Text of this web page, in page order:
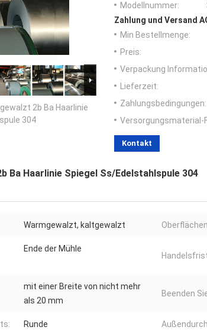
2b Ba Haarlinie
304
Modellnummer:
Zahlung und Versand
Min Bestellmenge:
Preis:
Verpackung
Lieferzeit:
Zahlungsbedingungen:
Versorgungsmaterial-
Kontakt
Ba Haarlinie Spiegel Ss/Edelstahlspule 304
Warmgewalzt, kaltgewalzt
Ende der Mühle
mit einer Breite von nicht mehr
als 20 mm
Beenden
Runde